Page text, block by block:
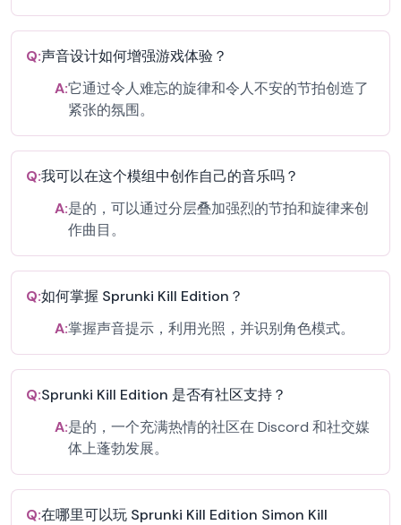
Q:声音设计如何增强游戏体验？
A:它通过令人难忘的旋律和令人不安的节拍创造了
紧张的氛围。
Q:我可以在这个模组中创作自己的音乐吗？
A:是的，可以通过分层叠加强烈的节拍和旋律来创
作曲目。
Q:如何掌握 Sprunki Kill Edition？
A:掌握声音提示，利用光照，并识别角色模式。
Q:Sprunki Kill Edition 是否有社区支持？
A:是的，一个充满热情的社区在 Discord 和社交媒
体上蓬勃发展。
Q:在哪里可以玩 Sprunki Kill Edition Simon Kill